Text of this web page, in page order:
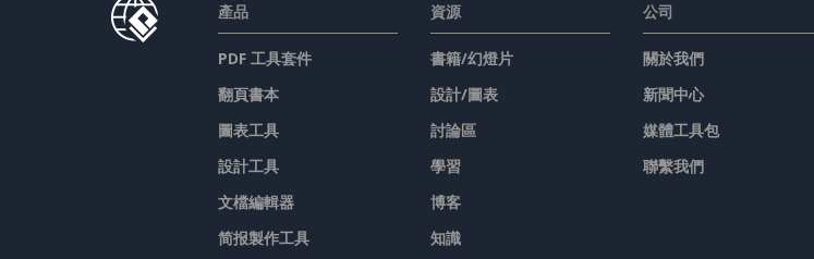
產品
PDF 工具套件
翻頁書本
圖表工具
設計工具
文檔編輯器
简报製作工具
資源
書籍/幻燈片
設計/圖表
討論區
學習
博客
知識
公司
關於我們
新聞中心
媒體工具包
聯繫我們